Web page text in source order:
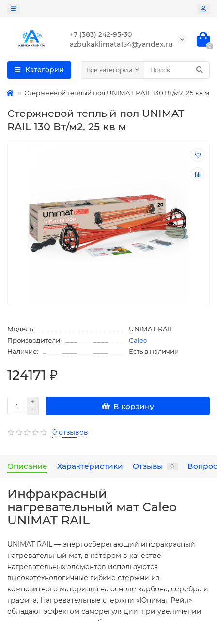
+7 (383) 242-95-30
azbukaklimata154@yandex.ru
0
Категории Все категории
Стержневой теплый пол UNIMAT RAIL 130 Вт/м2, 25 кв м
Стержневой теплый пол UNIMAT
RAIL 130 Вт/м2, 25 кв м
Модель:
UNIMAT RAIL
Производители
Caleo
Наличие:
Есть в наличии
124171 ₽
В корзину
0 отзывов
Описание Характеристики Отзывы 0
Инфракрасный
нагревательный мат Caleo
UNIMAT RAIL
UNIMAT RAIL — энергосберегающий инфракрасный
нагревательный мат, в котором в качестве
нагревательных элементов используются
высокотехнологичные гибкие стержни из
композитного материала на основе карбона, серебра и
графита. Нагревательные стержни «Юнимат Рейл»
обладают эффектом саморегуляции: при увеличении